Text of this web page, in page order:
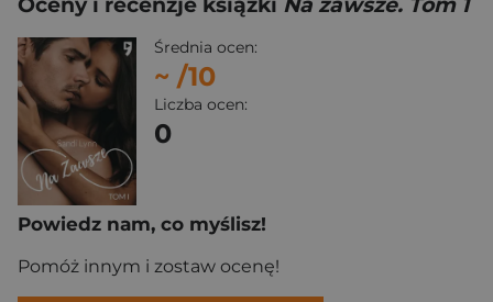
Oceny i recenzje książki Na zawsze. Tom 1
Średnia ocen:
~ /10
Liczba ocen:
0
Powiedz nam, co myślisz!
Pomóż innym i zostaw ocenę!